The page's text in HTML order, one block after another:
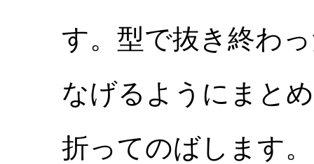
す。型で抜き終わ
なげるようにまと
折ってのばします